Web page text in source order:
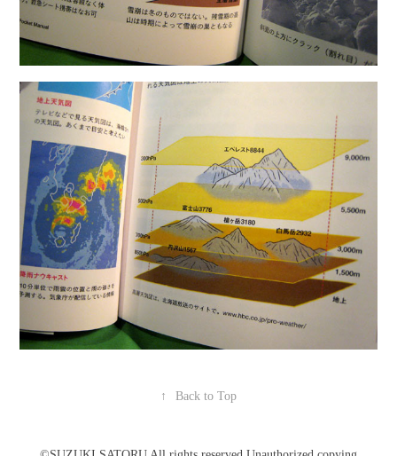
↑ Back to Top